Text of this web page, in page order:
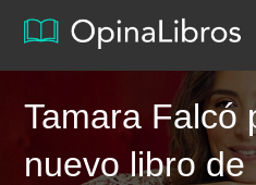
Tamara Falcó
nuevo libro de